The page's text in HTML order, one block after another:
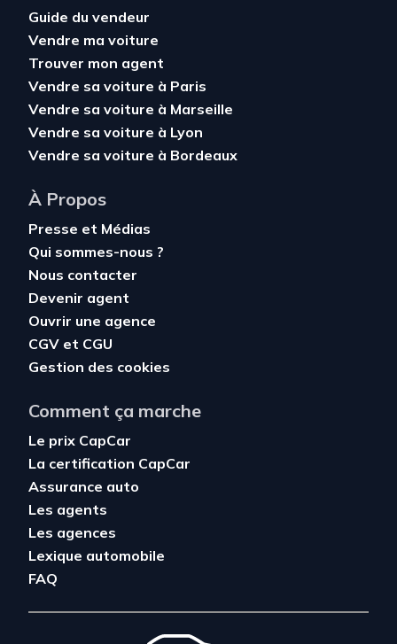
Guide du vendeur
Vendre ma voiture
Trouver mon agent
Vendre sa voiture à Paris
Vendre sa voiture à Marseille
Vendre sa voiture à Lyon
Vendre sa voiture à Bordeaux
À Propos
Presse et Médias
Qui sommes-nous ?
Nous contacter
Devenir agent
Ouvrir une agence
CGV et CGU
Gestion des cookies
Comment ça marche
Le prix CapCar
La certification CapCar
Assurance auto
Les agents
Les agences
Lexique automobile
FAQ